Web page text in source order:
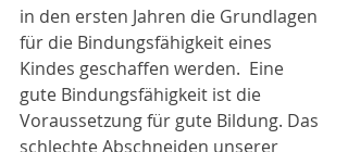
in den ersten Jahren die Grundlagen
für die Bindungsfähigkeit eines
Kindes geschaffen werden.  Eine
gute Bindungsfähigkeit ist die
Voraussetzung für gute Bildung. Das
schlechte Abschneiden unserer